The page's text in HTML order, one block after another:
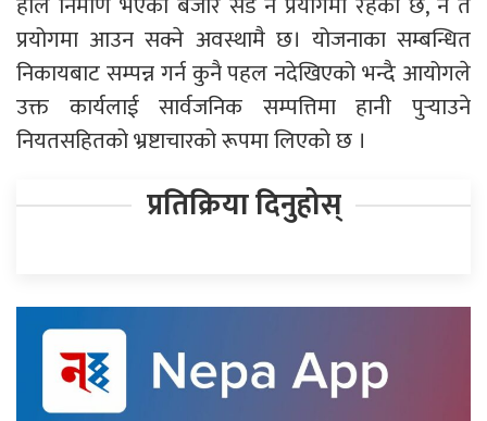
प्रयोगमा आउन सक्ने अवस्थामै छ। योजनाका सम्बन्धित
निकायबाट सम्पन्न गर्न कुनै पहल नदेखिएको भन्दै आयोगले
उक्त कार्यलाई सार्वजनिक सम्पत्तिमा हानी पुर्‍याउने
नियतसहितको भ्रष्टाचारको रूपमा लिएको छ ।
प्रतिक्रिया दिनुहोस्